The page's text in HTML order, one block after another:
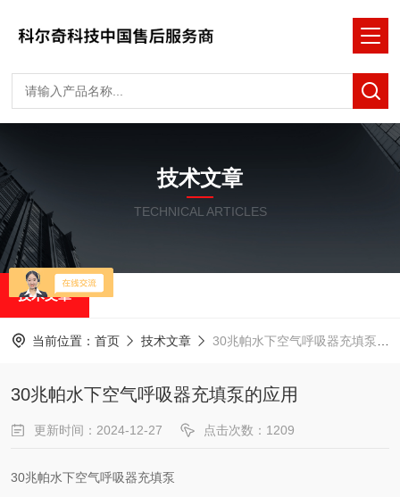
技术文章
TECHNICAL ARTICLES
技术文章
当前位置： 首页 技术文章 30兆帕水下空气呼吸器充填泵的应用
30兆帕水下空气呼吸器充填泵的应用
更新时间：2024-12-27 点击次数：1209
30兆帕水下空气呼吸器充填泵